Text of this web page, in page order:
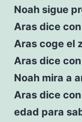
Noah sigue
Aras dice
Aras coge el
Aras dice
Noah mira a
Aras dice
edad para